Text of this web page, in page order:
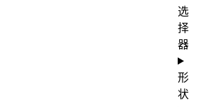
选
择
器
形
状